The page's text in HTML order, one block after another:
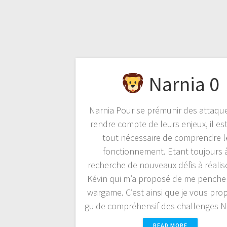
Narnia 0
Narnia Pour se prémunir des
rendre compte de leurs enjeux, il
tout nécessaire de comprendre
fonctionnement. Etant toujours
recherche de nouveaux défis à
Kévin qui m’a proposé de me
wargame. C’est ainsi que je vous
guide compréhensif des challenges
READ MORE